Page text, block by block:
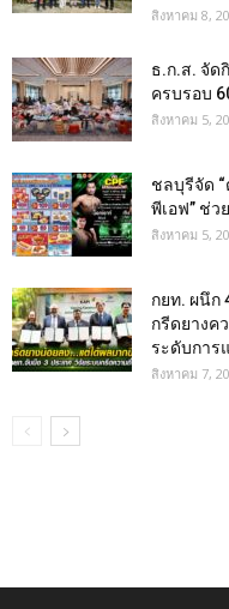
สิงหาคม 8,
ธ.ก.ส. จัด
ครบรอบ
สิงหาคม 5,
ชลบุรีจัด
พีเอฟ” ช่
สิงหาคม 5,
กยท. ผนึก
กรีดยางค
ระดับการ
สิงหาคม 7,